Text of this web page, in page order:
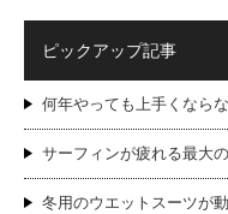
ピックアップ記事
何年やっても上手くなら
サーフィンが疲れる最大
冬用のウエットスーツが